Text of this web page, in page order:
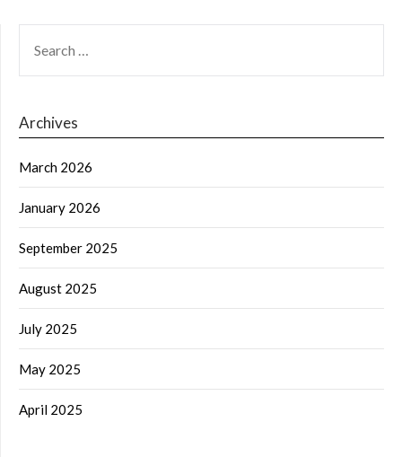
FOR:
Archives
March 2026
January 2026
September 2025
August 2025
July 2025
May 2025
April 2025